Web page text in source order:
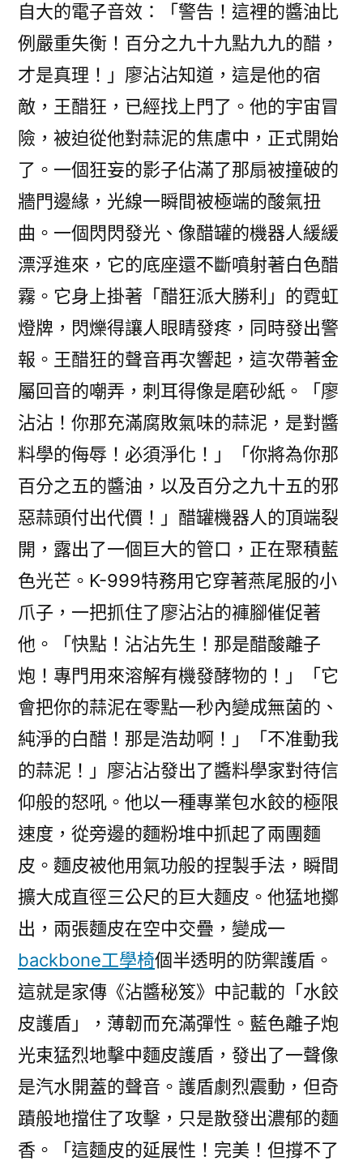
自大的電子音效：「警告！這裡的醬油比
例嚴重失衡！百分之九十九點九九的醋，
才是真理！」廖沾沾知道，這是他的宿
敵，王醋狂，已經找上門了。他的宇宙冒
險，被迫從他對蒜泥的焦慮中，正式開始
了。一個狂妄的影子佔滿了那扇被撞破的
牆門邊緣，光線一瞬間被極端的酸氣扭
曲。一個閃閃發光、像醋罐的機器人緩緩
漂浮進來，它的底座還不斷噴射著白色醋
霧。它身上掛著「醋狂派大勝利」的霓虹
燈牌，閃爍得讓人眼睛發疼，同時發出警
報。王醋狂的聲音再次響起，這次帶著金
屬回音的嘲弄，刺耳得像是磨砂紙。「廖
沾沾！你那充滿腐敗氣味的蒜泥，是對醬
料學的侮辱！必須淨化！」「你將為你那
百分之五的醬油，以及百分之九十五的邪
惡蒜頭付出代價！」醋罐機器人的頂端裂
開，露出了一個巨大的管口，正在聚積藍
色光芒。K-999特務用它穿著燕尾服的小
爪子，一把抓住了廖沾沾的褲腳催促著
他。「快點！沾沾先生！那是醋酸離子
炮！專門用來溶解有機發酵物的！」「它
會把你的蒜泥在零點一秒內變成無菌的、
純淨的白醋！那是浩劫啊！」「不准動我
的蒜泥！」廖沾沾發出了醬料學家對待信
仰般的怒吼。他以一種專業包水餃的極限
速度，從旁邊的麵粉堆中抓起了兩團麵
皮。麵皮被他用氣功般的捏製手法，瞬間
擴大成直徑三公尺的巨大麵皮。他猛地擲
出，兩張麵皮在空中交疊，變成一
backbone工學椅個半透明的防禦護盾。
這就是家傳《沾醬秘笈》中記載的「水餃
皮護盾」，薄韌而充滿彈性。藍色離子炮
光束猛烈地擊中麵皮護盾，發出了一聲像
是汽水開蓋的聲音。護盾劇烈震動，但奇
蹟般地擋住了攻擊，只是散發出濃郁的麵
香。「這麵皮的延展性！完美！但撐不了